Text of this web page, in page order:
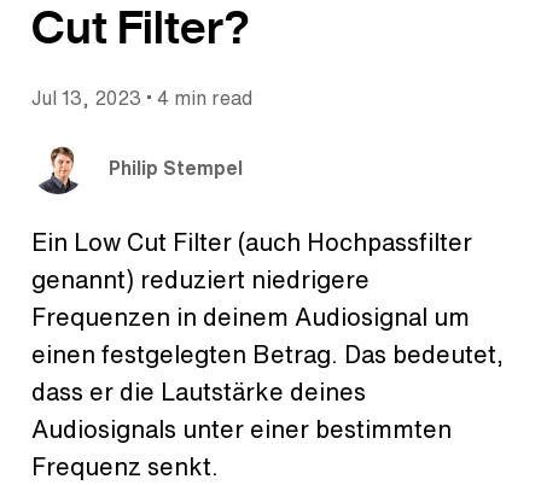
Cut Filter?
Jul 13, 2023 • 4 min read
Philip Stempel
Ein Low Cut Filter (auch Hochpassfilter
genannt) reduziert niedrigere
Frequenzen in deinem Audiosignal um
einen festgelegten Betrag. Das bedeutet,
dass er die Lautstärke deines
Audiosignals unter einer bestimmten
Frequenz senkt.